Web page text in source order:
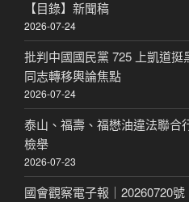
【目錄】新聞稿
2026-07-24
批判中國國民黨 725 上凱道
同志轉移輿論焦點
2026-07-24
泰山、福壽、福懋油違法聯
檢舉
2026-07-23
國會觀察電子報｜20260720號